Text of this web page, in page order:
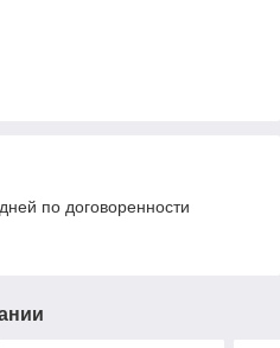
по договоренности